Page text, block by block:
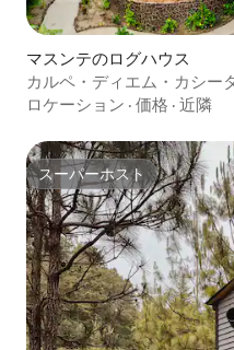
マスンテのログハウス
カルペ・ディエム・カシー
ロケーション · 価格 · 近隣
スーパーホスト
スーパーホスト